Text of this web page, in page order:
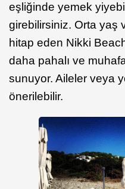
eşliğinde yemek
girebilirsiniz. Orta yaş
hitap eden Nikki
daha pahalı ve
sunuyor. Aileler veya
önerilebilir.